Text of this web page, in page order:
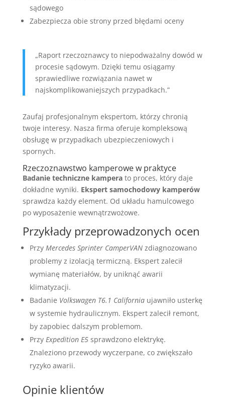
sądowego
Zabezpiecza obie strony przed błędami oceny
„Raport rzeczoznawcy to niepodważalny dowód w
procesie sądowym. Dzięki temu osiągamy
sprawiedliwe rozwiązania nawet w
najskomplikowaniejszych przypadkach.”
Zaufaj profesjonalnym ekspertom, którzy chronią
twoje interesy. Nasza firma oferuje kompleksową
obsługę w przypadkach ubezpieczeniowych i
spornych.
Rzeczoznawstwo kamperowe w praktyce
Badanie techniczne kamperato proces, który daje
dokładne wyniki. Ekspert samochodowy kamperów
sprawdza każdy element. Od układu hamulcowego
po wyposażenie wewnątrzwożowe.
Przykłady przeprowadzonych ocen
Przy Mercedes Sprinter CamperVANzdiagnozowano
problemy z izolacją termiczną. Ekspert zalecił
wymianę materiałów, by uniknąć awarii
klimatyzacji.
Badanie Volkswagen T6.1 Californiaujawniło usterkę
w systemie hydraulicznym. Ekspert zalecił remont,
by zapobiec dalszym problemom.
Przy Expedition E5sprawdzono elektrykę.
Znaleziono przewody wyczerpane, co zwiększało
ryzyko awarii.
Opinie klientów